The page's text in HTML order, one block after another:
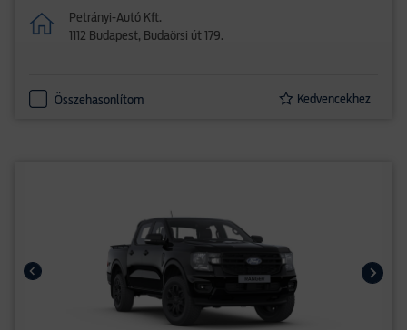
Petrányi-Autó Kft.
1112 Budapest, Budaörsi út 179.
Összehasonlítom Kedvencekhez